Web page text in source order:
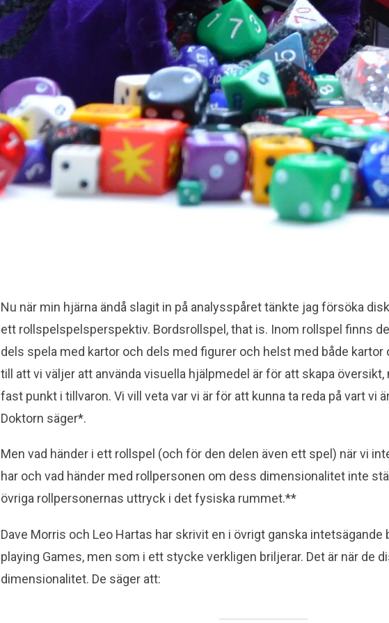
Nu när min hjärna ändå slagit in på analysspåret tänkte jag försöka
ett rollspelspelsperspektiv. Bordsrollspel, that is. Inom rollspel finns
dels spela med kartor och dels med figurer och helst med både kartor
till att vi väljer att använda visuella hjälpmedel är för att skapa
fast punkt i tillvaron. Vi vill veta var vi är för att kunna ta reda på vart vi
Doktorn säger*.
Men vad händer i ett rollspel (och för den delen även ett spel) när vi
har och vad händer med rollpersonen om dess dimensionalitet inte
övriga rollpersonernas uttryck i det fysiska rummet.**
Dave Morris och Leo Hartas har skrivit en i övrigt ganska intetsägande
playing Games, men som i ett stycke verkligen briljerar. Det är när de
dimensionalitet. De säger att: